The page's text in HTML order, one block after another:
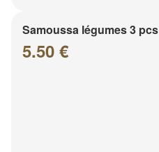
Samoussa légumes 3 pcs
5.50 €